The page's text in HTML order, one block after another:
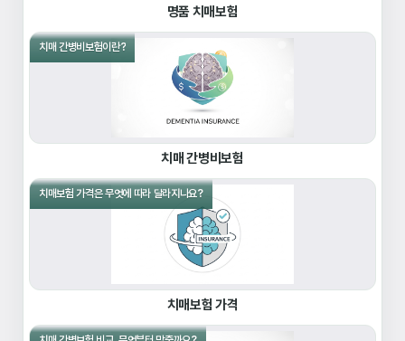
명품 치매보험
치매 간병비보험이란?
치매 간병비보험
치매보험 가격은 무엇에 따라 달라지나요?
치매보험 가격